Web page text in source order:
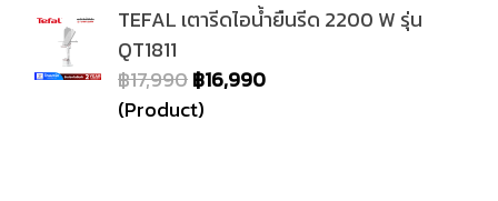
TEFAL เตารีดไอน้ำยืนรีด 2200 W รุ่น
QT1811
฿17,990฿16,990
(Product)